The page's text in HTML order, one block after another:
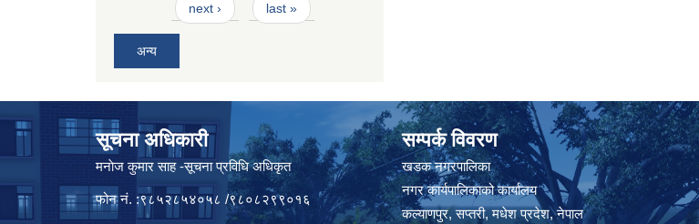
next › last »
अन्य
सूचना अधिकारी
मनाेज कुमार साह -सूचना प्रविधि अधिकृत
फोन नं. :९८५२८५४०५८ /९८०८२९९०१६
सम्पर्क विवरण
खडक नगरपालिका
नगर कार्यपालिकाको कार्यालय
कल्याणपुर, सप्तरी, मधेश प्रदेश, नेपाल